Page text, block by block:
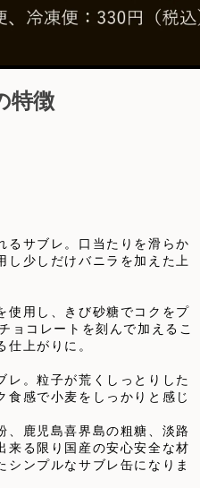
特徴
るサブレ。口当たりを滑らか
し少しだけバニラを加えた上
使用し、きび砂糖でコクをプ
ョコレートを刻んで加えるこ
仕上がりに。
レ。粒子が荒くしっとりした
食感で小麦をしっかりと感じ
、鹿児島喜界島の粗糖、淡路
来る限り国産の安心安全な材
シンプルなサブレ缶になりま